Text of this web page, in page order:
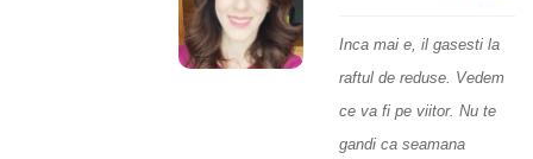
Inca mai e, il gasesti la
raftul de reduse. Vedem
ce va fi pe viitor. Nu te
gandi ca seamana